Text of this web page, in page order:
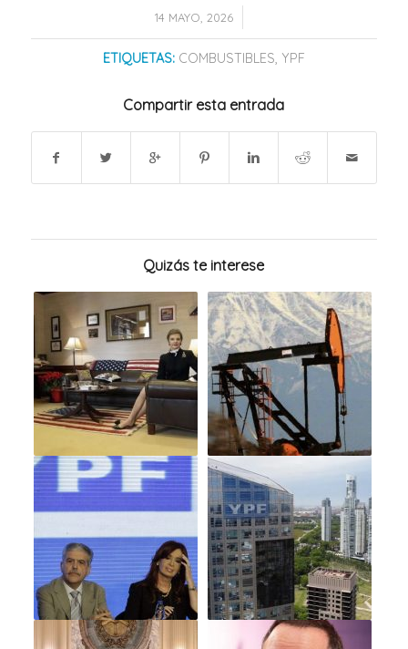
14 MAYO, 2026
/
ETIQUETAS: COMBUSTIBLES, YPF
Compartir esta entrada
Quizás te interese